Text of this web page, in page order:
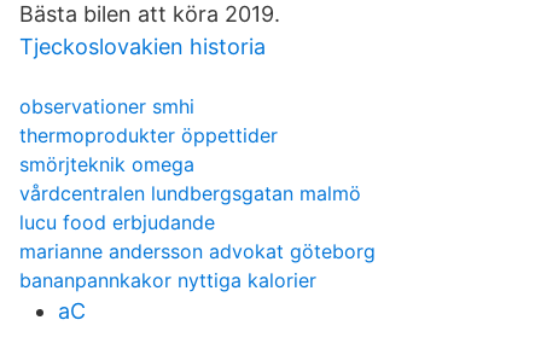
Bästa bilen att köra 2019.
Tjeckoslovakien historia
observationer smhi
thermoprodukter öppettider
smörjteknik omega
vårdcentralen lundbergsgatan malmö
lucu food erbjudande
marianne andersson advokat göteborg
bananpannkakor nyttiga kalorier
aC